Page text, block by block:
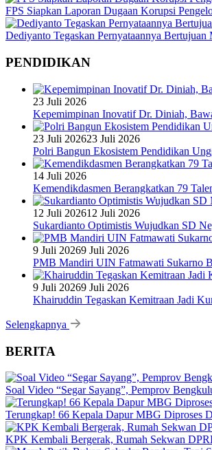
FPS Siapkan Laporan Dugaan Korupsi
Dediyanto Tegaskan Pernyataannya
PENDIDIKAN
23 Juli 2026
Kepemimpinan Inovatif Dr. Diniah,
23 Juli 202623 Juli 2026
Polri Bangun Ekosistem Pendidikan
14 Juli 2026
Kemendikdasmen Berangkatkan 79
12 Juli 202612 Juli 2026
Sukardianto Optimistis Wujudkan SD
9 Juli 20269 Juli 2026
PMB Mandiri UIN Fatmawati Sukarno
9 Juli 20269 Juli 2026
Khairuddin Tegaskan Kemitraan Jadi
Selengkapnya
BERITA
Soal Video “Segar Sayang”, Pemprov
Terungkap! 66 Kepala Dapur MBG Diproses
KPK Kembali Bergerak, Rumah Sekwan